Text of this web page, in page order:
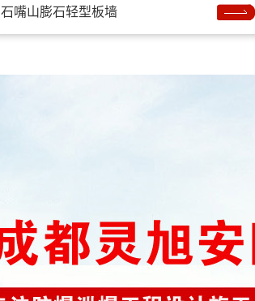
石嘴山膨石轻型板墙